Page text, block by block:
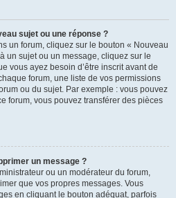
sujet ou une réponse ?
un forum, cliquez sur le bouton « Nouveau
un sujet ou un message, cliquez sur le
vous ayez besoin d’être inscrit avant de
forum, une liste de vos permissions
ou du sujet. Par exemple : vous pouvez
forum, vous pouvez transférer des pièces
un message ?
ou un modérateur du forum,
que vos propres messages. Vous
en cliquant le bouton adéquat, parfois